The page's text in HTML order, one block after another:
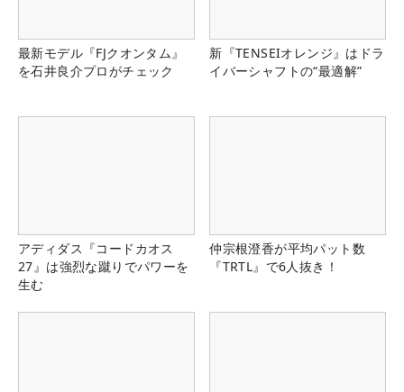
最新モデル『FJクオンタム』
を石井良介プロがチェック
新『TENSEIオレンジ』はドラ
イバーシャフトの“最適解”
アディダス『コードカオス
27』は強烈な蹴りでパワーを
生む
仲宗根澄香が平均パット数
『TRTL』で6人抜き！